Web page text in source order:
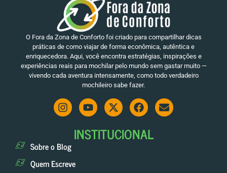
O Fora da Zona de Conforto foi criado para compartilhar dicas
práticas de como viajar de forma econômica, autêntica e
enriquecedora. Aqui, você encontra estratégias, inspirações e
experiências reais para mochilar pelo mundo sem gastar muito —
vivendo cada aventura intensamente, como todo verdadeiro
mochileiro sabe fazer.
INSTITUCIONAL
Sobre o Blog
Quem Escreve